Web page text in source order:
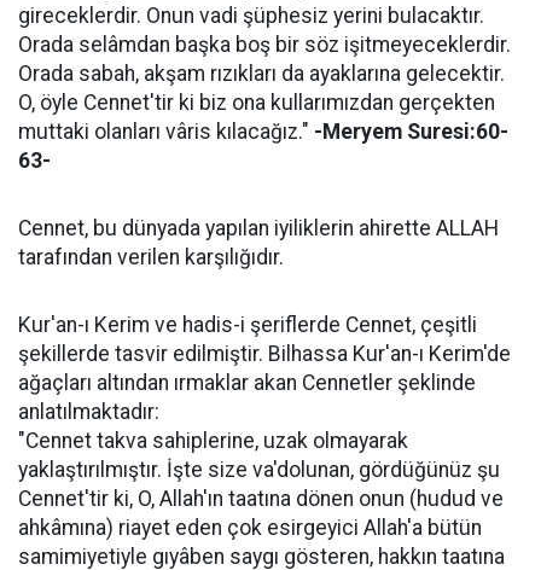
gireceklerdir. Onun vadi şüphesiz yerini bulacaktır.
Orada selâmdan başka boş bir söz işitmeyeceklerdir.
Orada sabah, akşam rızıkları da ayaklarına gelecektir.
O, öyle Cennet'tir ki biz ona kullarımızdan gerçekten
muttaki olanları vâris kılacağız." -Meryem Suresi:60-
63-
Cennet, bu dünyada yapılan iyiliklerin ahirette ALLAH
tarafından verilen karşılığıdır.
Kur'an-ı Kerim ve hadis-i şeriflerde Cennet, çeşitli
şekillerde tasvir edilmiştir. Bilhassa Kur'an-ı Kerim'de
ağaçları altından ırmaklar akan Cennetler şeklinde
anlatılmaktadır:
"Cennet takva sahiplerine, uzak olmayarak
yaklaştırılmıştır. İşte size va'dolunan, gördüğünüz şu
Cennet'tir ki, O, Allah'ın taatına dönen onun (hudud ve
ahkâmına) riayet eden çok esirgeyici Allah'a bütün
samimiyetiyle gıyâben saygı gösteren, hakkın taatına